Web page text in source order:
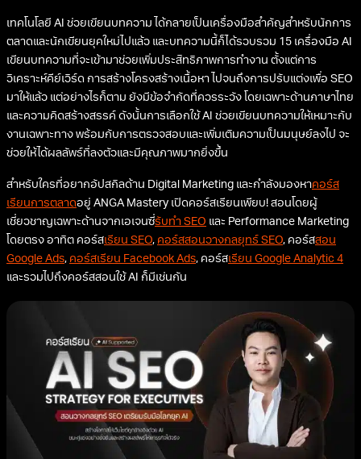
เทคโนโลยี AI ช่วยเขียนบทความ ได้กลายเป็นเครื่องมือสำคัญสำหรับนักการ
ตลาดและนักเขียนยุคใหม่ไปแล้ว และบทความนี้ก็ได้รวบรวม 15 เครื่องมือ AI
เขียนบทความที่จะเข้ามาช่วยเพิ่มประสิทธิภาพการทำงาน ตั้งแต่การ
วิเคราะห์คีย์เวิร์ด การสร้างโครงสร้างเนื้อหา ไปจนถึงการปรับแต่งเพื่อ SEO
มาให้แล้ว แต่อย่างไรก็ตาม ยังมีข้อจำกัดที่ควรระวัง โดยเฉพาะด้านภาษาไทย
และความคิดสร้างสรรค์ ดังนั้นการเลือกใช้ AI ช่วยเขียนบทความให้เหมาะกับ
งานเฉพาะทาง พร้อมกับการตรวจสอบและเพิ่มเติมความเป็นมนุษย์ลงไป จะ
ช่วยให้ได้ผลลัพธ์ที่ลงตัวและมีคุณภาพมากยิ่งขึ้น
สำหรับใครที่อยากอัปสกิลด้าน Digital Marketing และกำลังมองหาคอร์ส
เรียนการตลาดอยู่ ANGA Mastery เปิดคอร์สเรียนเพียบ! สอนโดยผู้
เชี่ยวชาญเฉพาะด้านจากเอเจนซี่รับทำ SEO และ Performance Marketing
โดยตรง อาทิต คอร์สเรียน SEO, คอร์สสอนวางกลยุทธ์ SEO, คอร์สสอน
Google Ads, คอร์สเรียน Facebook Ads, คอร์สเรียน Google Analytic 4
และรวมไปถึงคอร์สสอนใช้ AI ก็มีเช่นกัน